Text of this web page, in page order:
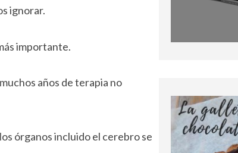
ignorar.
importante.
años de terapia no
órganos incluido el cerebro se